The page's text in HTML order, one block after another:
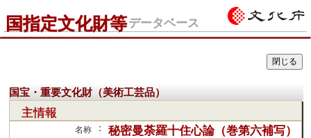
国指定文化財等データベース
国宝・重要文化財（美術工芸品）
主情報
名称 ： 秘密曼荼羅十住心論（巻第六補写）